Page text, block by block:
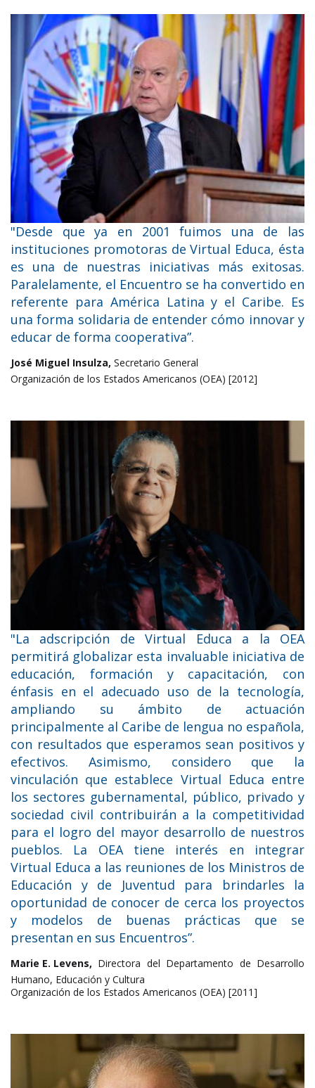
"Desde que ya en 2001 fuimos una de las
instituciones promotoras de Virtual Educa, ésta
es una de nuestras iniciativas más exitosas.
Paralelamente, el Encuentro se ha convertido en
referente para América Latina y el Caribe. Es
una forma solidaria de entender cómo innovar y
educar de forma cooperativa”.
José Miguel Insulza, Secretario General
Organización de los Estados Americanos (OEA) [2012]
"La adscripción de Virtual Educa a la OEA
permitirá globalizar esta invaluable iniciativa de
educación, formación y capacitación, con
énfasis en el adecuado uso de la tecnología,
ampliando su ámbito de actuación
principalmente al Caribe de lengua no española,
con resultados que esperamos sean positivos y
efectivos. Asimismo, considero que la
vinculación que establece Virtual Educa entre
los sectores gubernamental, público, privado y
sociedad civil contribuirán a la competitividad
para el logro del mayor desarrollo de nuestros
pueblos. La OEA tiene interés en integrar
Virtual Educa a las reuniones de los Ministros de
Educación y de Juventud para brindarles la
oportunidad de conocer de cerca los proyectos
y modelos de buenas prácticas que se
presentan en sus Encuentros”.
Marie E. Levens, Directora del Departamento de Desarrollo
Humano, Educación y Cultura
Organización de los Estados Americanos (OEA) [2011]